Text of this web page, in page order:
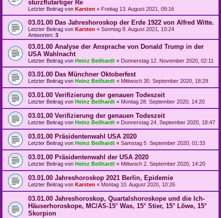
sturzflutartiger Re
Letzter Beitrag von Karsten « Freitag 13. August 2021, 09:16
03.01.00 Das Jahreshoroskop der Erde 1922 von Alfred Witte.
Letzter Beitrag von Karsten « Sonntag 8. August 2021, 10:24
Antworten: 3
03.01.00 Analyse der Ansprache von Donald Trump in der
USA Wahlnacht
Letzter Beitrag von Heinz Beilhardt « Donnerstag 12. November 2020, 02:11
03.01.00 Das Münchner Oktoberfest
Letzter Beitrag von Heinz Beilhardt « Mittwoch 30. September 2020, 18:29
03.01.00 Verifizierung der genauen Todeszeit
Letzter Beitrag von Heinz Beilhardt « Montag 28. September 2020, 14:20
03.01.00 Verifizierung der genauen Todeszeit
Letzter Beitrag von Heinz Beilhardt « Donnerstag 24. September 2020, 18:47
03.01.00 Präsidentenwahl USA 2020
Letzter Beitrag von Heinz Beilhardt « Samstag 5. September 2020, 01:33
03.01.00 Präsidentenwahl der USA 2020
Letzter Beitrag von Heinz Beilhardt « Mittwoch 2. September 2020, 14:20
03.01.00 Jahreshoroskop 2021 Berlin, Epidemie
Letzter Beitrag von Karsten « Montag 10. August 2020, 10:26
03.01.00 Jahreshoroskop, Quartalshoroskope und die Ich-
Häuserhoroskope, MC/AS-15° Was, 15° Stier, 15° Löwe, 15°
Skorpion